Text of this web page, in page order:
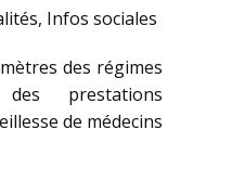
, Infos sociales
des régimes
prestations
de médecins